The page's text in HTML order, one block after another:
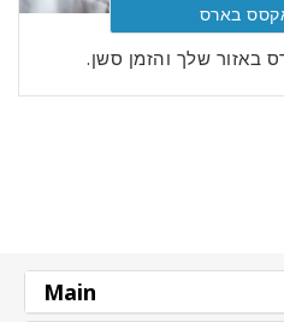
בארס
באזור שלך והזמן סשן.
Main